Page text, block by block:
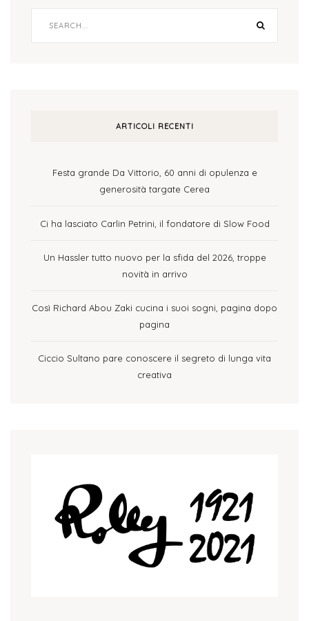
ARTICOLI RECENTI
Festa grande Da Vittorio, 60 anni di opulenza e
generosità targate Cerea
Ci ha lasciato Carlin Petrini, il fondatore di Slow Food
Un Hassler tutto nuovo per la sfida del 2026, troppe
novità in arrivo
Così Richard Abou Zaki cucina i suoi sogni, pagina dopo
pagina
Ciccio Sultano pare conoscere il segreto di lunga vita
creativa